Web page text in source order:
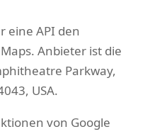
eine API den
Anbieter ist die
Parkway,
USA.
von Google